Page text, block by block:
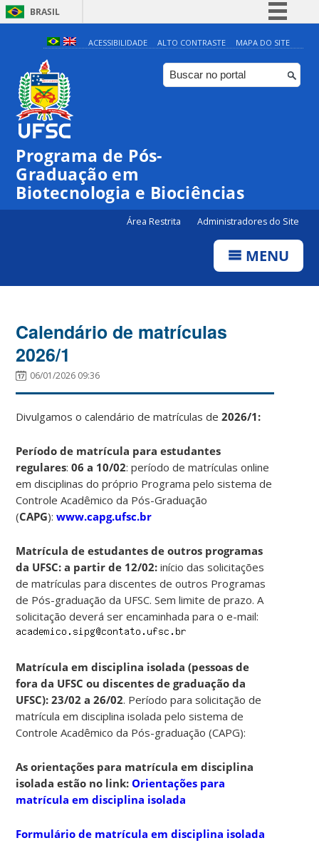
BRASIL
Simplifique!
Comunica BR
Participe
ACESSIBILIDADE ALTO CONTRASTE MAPA DO SITE
Programa de Pós-
Graduação em
Biotecnologia e Biociências
Área Restrita Administradores do Site
MENU
Calendário de matrículas
2026/1
06/01/2026 09:36
Divulgamos o calendário de matrículas de2026/1:
Período de matrícula para estudantes
regulares:06 a 10/02: período de matrículas online
em disciplinas do próprio Programa pelo sistema de
Controle Acadêmico da Pós-Graduação
(CAPG):www.capg.ufsc.br
Matrícula de estudantes de outros programas
da UFSC: a partir de 12/02:início das solicitações
de matrículas para discentes de outros Programas
de Pós-graduação da UFSC. Sem limite de prazo. A
solicitação deverá ser encaminhada para o e-mail:
Matrícula em disciplina isolada (pessoas de
fora da UFSC ou discentes de graduação da
UFSC): 23/02 a 26/02. Período para solicitação de
matrícula em disciplina isolada pelo sistema de
Controle Acadêmico da Pós-graduação (CAPG):
As orientações para matrícula em disciplina
isolada estão no link:Orientações para
matrícula em disciplina isolada
Formulário de matrícula em disciplina isolada